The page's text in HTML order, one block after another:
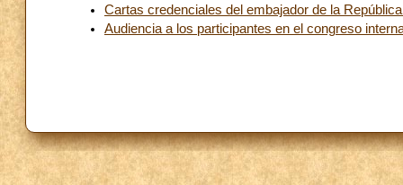
Cartas credenciales del embajador de la
Audiencia a los participantes en el congreso